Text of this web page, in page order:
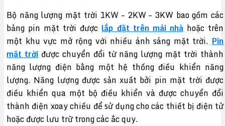
Bộ năng lượng mặt trời 1KW – 2KW – 3KW bao gồm các
bảng pin mặt trời được lắp đặt trên mái nhàhoặc trên
một khu vực mở rộng với nhiều ánh sáng mặt trời. Pin
mặt trờiđược chuyển đổi từ năng lượng mặt trời thành
năng lượng điện bằng một hệ thống điều khiển năng
lượng. Năng lượng được sản xuất bởi pin mặt trời được
điều khiển qua một bộ điều khiển và được chuyển đổi
thành điện xoay chiều để sử dụng cho các thiết bị điện tử
hoặc được lưu trữ trong các ắc quy.